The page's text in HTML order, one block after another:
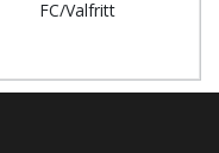
FC/Valfritt